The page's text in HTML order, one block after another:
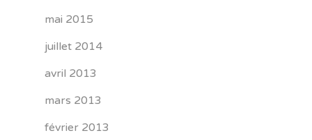
mai 2015
juillet 2014
avril 2013
mars 2013
février 2013